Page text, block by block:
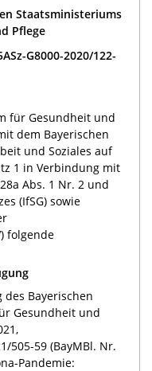
Staatsministeriums
Pflege
G8000-2020/122-
für Gesundheit und
dem Bayerischen
und Soziales auf
1 in Verbindung mit
Abs. 1 Nr. 2 und
(IfSG) sowie
folgende
des Bayerischen
Gesundheit und
505-59 (BayMBl. Nr.
Pandemie: